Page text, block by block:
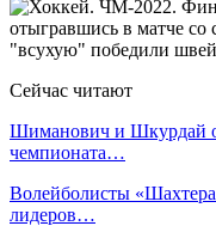
Сейчас читают
Шиманович и Шкурдай
чемпионата…
Волейболисты
лидеров…